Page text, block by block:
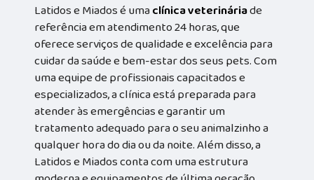
Latidos e Miados é umaclínica veterináriade
referência em atendimento 24 horas, que
oferece serviços de qualidade e excelência para
cuidar da saúde e bem-estar dos seus pets. Com
uma equipe de profissionais capacitados e
especializados, a clínica está preparada para
atender às emergências e garantir um
tratamento adequado para o seu animalzinho a
qualquer hora do dia ou da noite. Além disso, a
Latidos e Miados conta com uma estrutura